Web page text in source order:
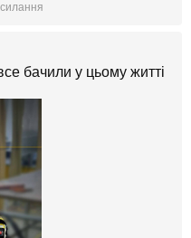
бачили у цьому житті